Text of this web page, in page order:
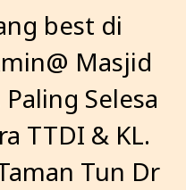
best di
Masjid
Selesa
TTDI & KL.
Tun Dr